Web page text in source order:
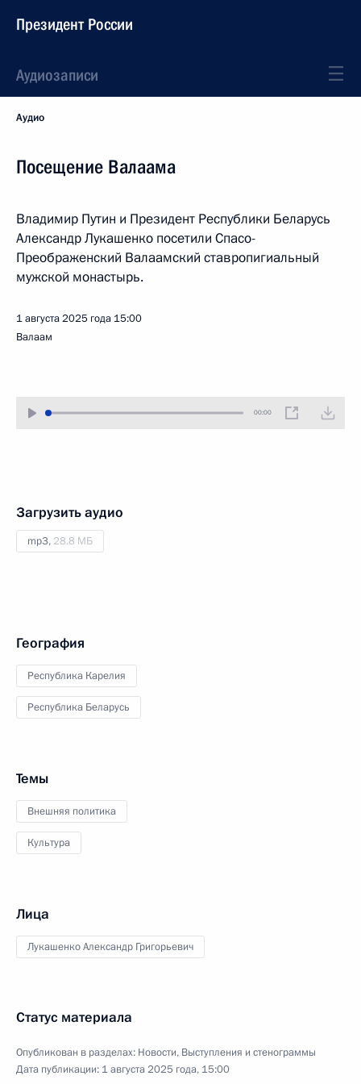
Президент России
Аудиозаписи
Аудио
Посещение Валаама
Владимир Путин и Президент Республики Беларусь
Александр Лукашенко посетили Спасо-
Преображенский Валаамский ставропигиальный
мужской монастырь.
1 августа 2025 года 15:00
Валаам
00:00
Загрузить аудио
mp3, 28.8 МБ
География
Республика Карелия
Республика Беларусь
Темы
Внешняя политика
Культура
Лица
Лукашенко Александр Григорьевич
Статус материала
Опубликован в разделах: Новости, Выступления и стенограммы
Дата публикации: 1 августа 2025 года, 15:00